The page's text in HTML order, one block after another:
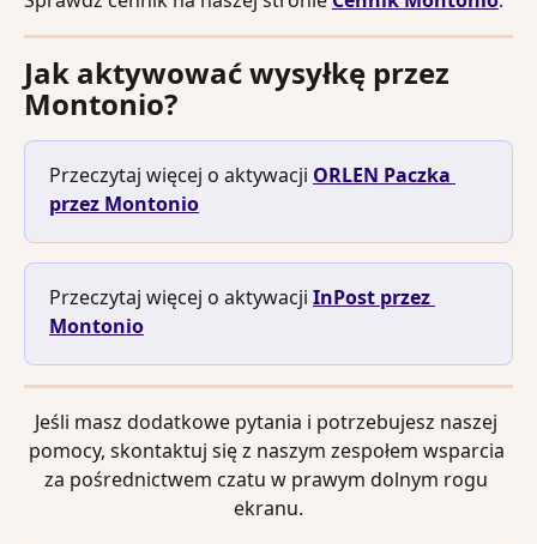
Jak aktywować wysyłkę przez
Montonio?
Przeczytaj więcej o aktywacji ORLEN Paczka
przez Montonio
Przeczytaj więcej o aktywacji InPost przez
Montonio
Jeśli masz dodatkowe pytania i potrzebujesz naszej
pomocy, skontaktuj się z naszym zespołem wsparcia
za pośrednictwem czatu w prawym dolnym rogu
ekranu.